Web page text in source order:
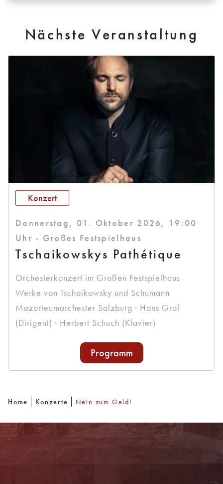
Nächste Veranstaltung
Konzert
Donnerstag, 01. Oktober 2026, 19:00
Uhr - Großes Festspielhaus
Tschaikowskys Pathétique
Orchesterkonzert im Großen Festspielhaus
Werke von Tschaikowsky und Schumann
Mozarteumorchester Salzburg · Hans Graf
(Dirigent) · Herbert Schuch (Klavier)
Programm
Home Konzerte Nein zum Geld!